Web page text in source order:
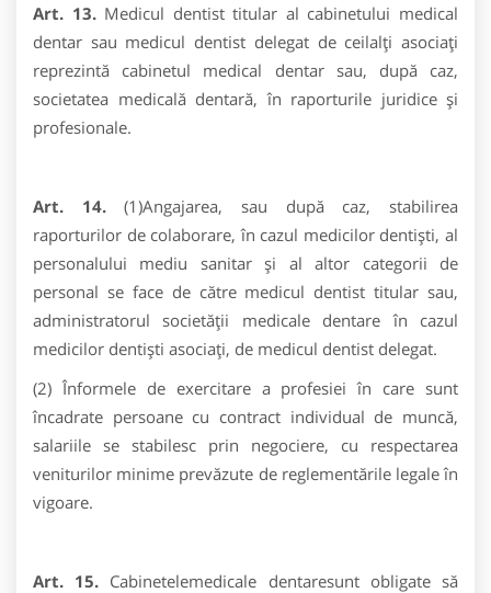
Art. 13. Medicul dentist titular al cabinetului medical
dentar sau medicul dentist delegat de ceilalți asociați
reprezintă cabinetul medical dentar sau, după caz,
societatea medicală dentară, în raporturile juridice şi
profesionale.
Art. 14.(1)Angajarea, sau după caz, stabilirea
raporturilor de colaborare, în cazul medicilor dentiști, al
personalului mediu sanitar şi al altor categorii de
personal se face de către medicul dentist titular sau,
administratorul societăţii medicale dentare în cazul
medicilor dentiști asociați, de medicul dentist delegat.
(2) Înformele de exercitare a profesiei în care sunt
încadrate persoane cu contract individual de muncă,
salariile se stabilesc prin negociere, cu respectarea
veniturilor minime prevăzute de reglementările legale în
vigoare.
Art. 15. Cabinetelemedicale dentaresunt obligate să